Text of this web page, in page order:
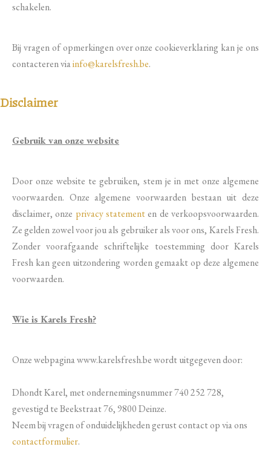
schakelen.
Bij vragen of opmerkingen over onze cookieverklaring kan je ons
contacteren viainfo@karelsfresh.be.
Disclaimer
Gebruik van onze website
Door onze website te gebruiken, stem je in met onze algemene
voorwaarden. Onze algemene voorwaarden bestaan uit deze
disclaimer, onze privacy statementen de verkoopsvoorwaarden.
Ze gelden zowel voor jou als gebruiker als voor ons, Karels Fresh.
Zonder voorafgaande schriftelijke toestemming door Karels
Fresh kan geen uitzondering worden gemaakt op deze algemene
voorwaarden.
Wie is Karels Fresh?
Onze webpagina www.karelsfresh.be wordt uitgegeven door:
Dhondt Karel, met ondernemingsnummer 740 252 728,
gevestigd te Beekstraat 76, 9800 Deinze.
Neem bij vragen of onduidelijkheden gerust contact op via ons
contactformulier.